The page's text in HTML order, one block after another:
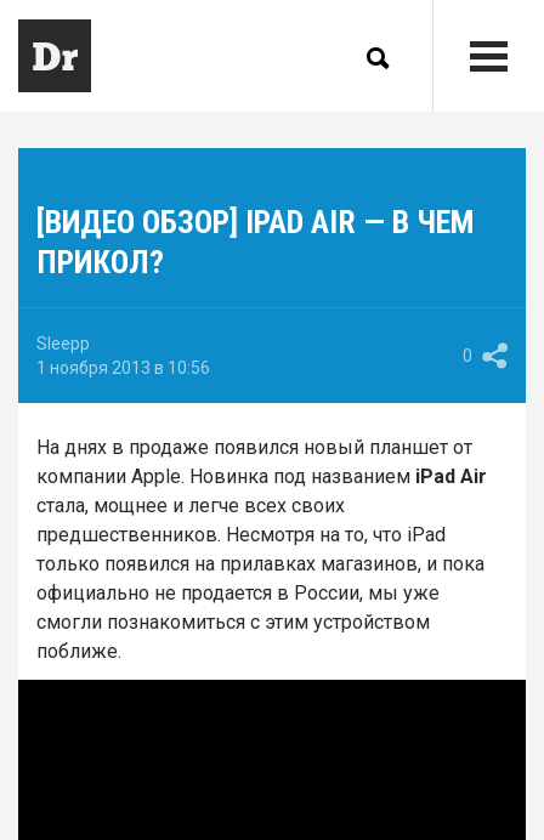
[ВИДЕО ОБЗОР] IPAD AIR — В ЧЕМ
ПРИКОЛ?
Sleepp
1 ноября 2013 в 10:56
0
На днях в продаже появился новый планшет от
компании Apple. Новинка под названием iPad Air
стала, мощнее и легче всех своих
предшественников. Несмотря на то, что iPad
только появился на прилавках магазинов, и пока
официально не продается в России, мы уже
смогли познакомиться с этим устройством
поближе.